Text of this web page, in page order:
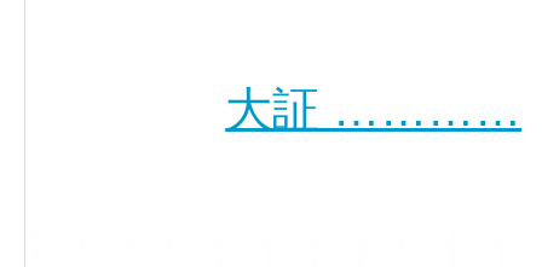
大証 …………